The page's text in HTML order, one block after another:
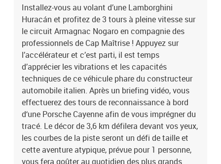
bolide. Dans l’habitacle de cette voiture de luxe sportive aux
finitions élégantes, vous ferez le plein de sensations fortes et
découvrirez le plaisir de conduire sans retenue. Attention : vous
risquez d’en redemander !Stage de pilotage : 3 tours sur le circuit
de Nogaro en Lamborghini Huracán
Installez-vous au volant d’une Lamborghini
Huracán et profitez de 3 tours à pleine vitesse sur
le circuit Armagnac Nogaro en compagnie des
professionnels de Cap Maîtrise ! Appuyez sur
l’accélérateur et c’est parti, il est temps
d’apprécier les vibrations et les capacités
techniques de ce véhicule phare du constructeur
automobile italien. Après un briefing vidéo, vous
effectuerez des tours de reconnaissance à bord
d‘une Porsche Cayenne afin de vous imprégner du
tracé. Le décor de 3,6 km défilera devant vos yeux,
les courbes de la piste seront un défi de taille et
cette aventure atypique, prévue pour 1 personne,
vous fera goûter au quotidien des plus grands